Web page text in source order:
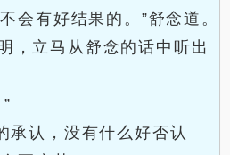
会有好结果的。”舒念道。
，立马从舒念的话中听出
承认，没有什么好否认